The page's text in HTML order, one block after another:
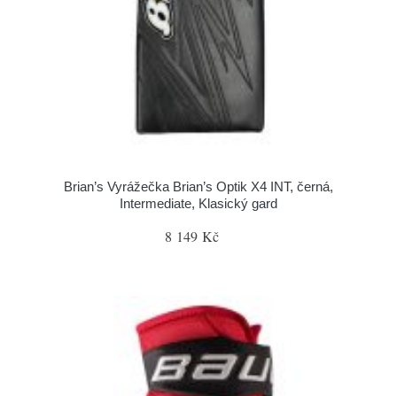
Brian’s Vyrážečka Brian’s Optik X4 INT, černá,
Intermediate, Klasický gard
8 149 Kč